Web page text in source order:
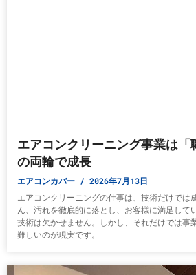
エアコンクリーニング事業は「
の両輪で成長
エアコンカバー 2026年7月13日
エアコンクリーニングの仕事は、技術だけでは
ん、汚れを徹底的に落とし、お客様に満足して
技術は欠かせません。しかし、それだけでは事
難しいのが現実です。